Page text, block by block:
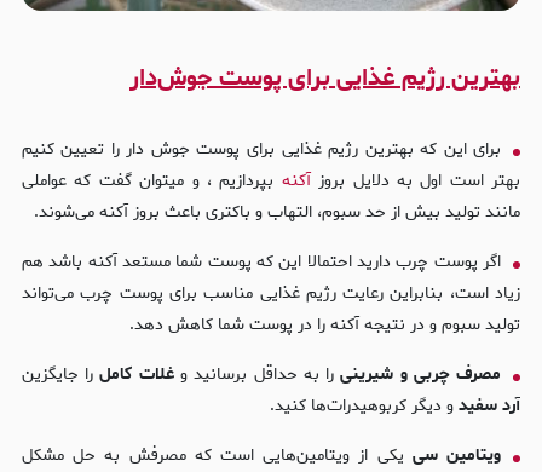
بهترین رژیم غذایی برای پوست جوش‌دار
برای این که بهترین رژیم غذایی برای پوست جوش دار را تعیین کنیم
بهتر است اول به دلایل بروزآکنه بپردازیم ، و میتوان گفت که عواملی
مانند تولید بیش از حد سبوم، التهاب و باکتری باعث بروز آکنه می‌شوند.
اگر پوست چرب دارید احتمالا این که پوست شما مستعد آکنه باشد هم
زیاد است، بنابراین رعایت رژیم غذایی مناسب برای پوست چرب می‌تواند
تولید سبوم و در نتیجه آکنه را در پوست شما کاهش دهد.
مصرف چربی و شیرینیرا به حداقل برسانید وغلات کاملرا جایگزین
آرد سفیدو دیگر کربوهیدرات‌ها کنید.
ویتامین سی یکی از ویتامین‌هایی است که مصرفش به حل مشکل